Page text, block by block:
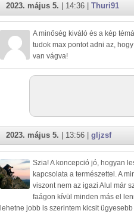
2023. május 5. | 14:36 | Thuri91
A minőség kiváló és a kép
tudok max pontot adni az,
van vágva!
2023. május 5. | 13:56 | gljzsf
Szia! A koncepció jó, hogyan
kapcsolata a természettel. A
viszont nem az igazi Alul már
faágon kívül minden más el
lehetne jobb is szerintem kicsit